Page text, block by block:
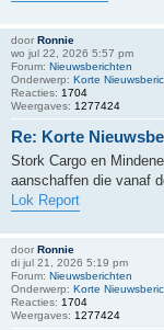
door Ronnie
wo jul 22, 2026 5:57 pm
Forum: Nieuwsberichten
Onderwerp: Korte
Reacties: 1704
Weergaves: 1277424
Re: Korte
Stork Cargo en
aanschaffen die vanaf
Lok Report
door Ronnie
di jul 21, 2026 5:19 pm
Forum: Nieuwsberichten
Onderwerp: Korte
Reacties: 1704
Weergaves: 1277424